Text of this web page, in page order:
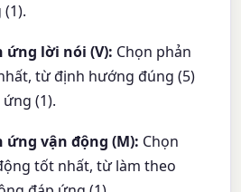
lời nói (V): Chọn phản
từ định hướng đúng (5)
(1).
vận động (M): Chọn
tốt nhất, từ làm theo